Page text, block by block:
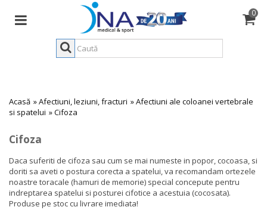
0
Acasă »Afectiuni, leziuni, fracturi »Afectiuni ale coloanei vertebrale
si spatelui »Cifoza
Cifoza
Daca suferiti de cifoza sau cum se mai numeste in popor, cocoasa, si
doriti sa aveti o postura corecta a spatelui, va recomandam ortezele
noastre toracale (hamuri de memorie) special concepute pentru
indreptarea spatelui si posturei cifotice a acestuia (cocosata).
Produse pe stoc cu livrare imediata!